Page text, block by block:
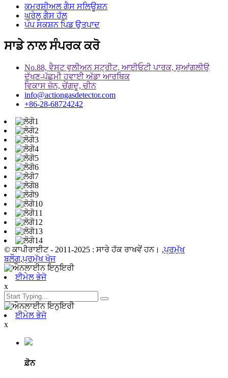
ਕਮਰਸ਼ੀਅਲ ਗੈਸ ਸਲਿਊਸ਼ਨ
ਘਰੇਲੂ ਗੈਸ ਹੱਲ
ਪੰਪ ਸਕਸ਼ਨ ਪਿਡ ਉਤਪਾਦ
ਸਾਡੇ ਨਾਲ ਸੰਪਰਕ ਕਰੋ
No.88, ਵੈਸਟ ਵੁਲੀਅਨ ਸਟ੍ਰੀਟ, ਆਈਓਟੀ ਪਾਰਕ, ​​ਸ਼ੁਆਂਗਲੀਉ
ਦੱਖਣ-ਪੱਛਮੀ ਹਵਾਈ ਅੱਡਾ ਆਰਥਿਕ
ਵਿਕਾਸ ਜ਼ੋਨ, ਚੇਂਗਦੂ, ਚੀਨ
info@actiongasdetector.com
+86-28-68724242
© ਕਾਪੀਰਾਈਟ - 2011-2025 : ਸਾਰੇ ਹੱਕ ਰਾਖਵੇਂ ਹਨ। ,ਪ੍ਰਮੁੱਖ
ਬਲੌਗ,ਪ੍ਰਮੁੱਖ ਖੋਜ
ਈਮੇਲ ਭੇਜੋ
x
ਈਮੇਲ ਭੇਜੋ
x
ਫ਼ੋਨ